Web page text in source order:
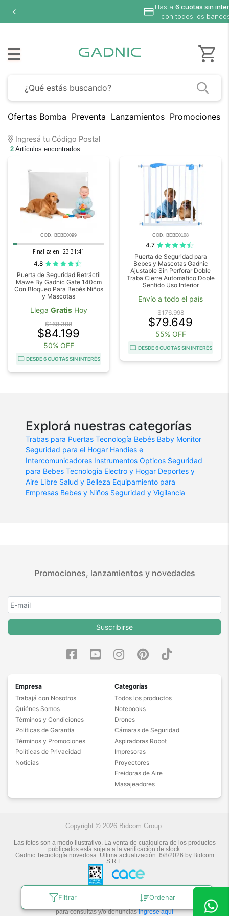
Hasta 6 cuotas sin
con todos los
Ofertas Bomba Preventa Lanzamientos Promociones
Ingresá tu Código Postal
2 Artículos encontrados
Filtrar Ordenar
COD. BEBE0099
Finaliza en: 23:31:41
4.8
Puerta de Seguridad Retráctil
Mawe By Gadnic Gate 140cm
Con Bloqueo Para Bebés Niños
y Mascotas
Llega GratisHoy
$168.398
$84.199
50% OFF
DESDE 6 CUOTAS SIN INTERÉS
COD. BEBE0108
4.7
Puerta de Seguridad para
Bebes y Mascotas Gadnic
Ajustable Sin Perforar Doble
Traba Cierre Automatico Doble
Sentido Uso Interior
Envío a todo el país
$176.998
$79.649
55% OFF
DESDE 6 CUOTAS SIN INTERÉS
Explorá nuestras categorías
Trabas para Puertas Tecnología Bebés Baby Monitor
Seguridad para el Hogar Handies e
Intercomunicadores Instrumentos Opticos Seguridad
para Bebes Tecnologia Electro y Hogar Deportes y
Aire Libre Salud y Belleza Equipamiento para
Empresas Bebes y Niños Seguridad y Vigilancia
Promociones, lanzamientos y novedades
Suscribirse
Empresa
Trabajá con Nosotros
Quiénes Somos
Términos y Condiciones
Políticas de Garantía
Términos y Promociones
Políticas de Privacidad
Noticias
Categorías
Todos los productos
Notebooks
Drones
Cámaras de Seguridad
Aspiradoras Robot
Impresoras
Proyectores
Freidoras de Aire
Masajeadores
Copyright © 2026 Bidcom Group.
Las fotos son a modo ilustrativo. La venta de cualquiera de los productos
publicados está sujeta a la verificación de stock.
Gadnic Tecnología novedosa.Última actualización: 6/8/2026 by Bidcom
S.R.L.
Botón de arrepentimiento
para consultas y/o denunciasingrese aquí